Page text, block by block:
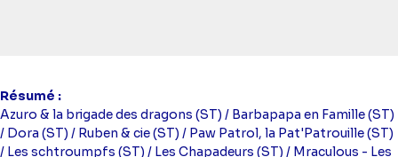
Résumé
Azuro & la brigade des dragons (ST) / Barbapapa en Famille (ST)
/ Dora (ST) / Ruben & cie (ST) / Paw Patrol, la Pat'Patrouille (ST)
/ Les schtroumpfs (ST) / Les Chapadeurs (ST) / Mraculous - Les